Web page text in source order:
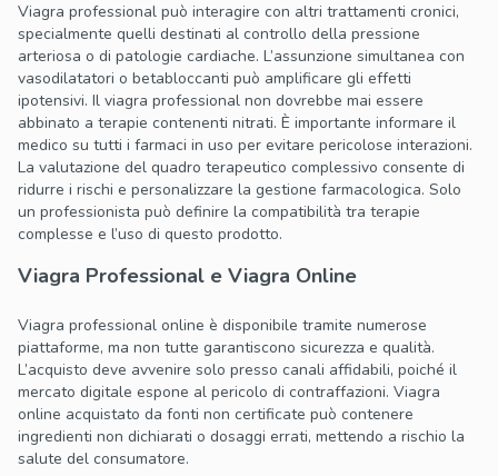
Viagra professional può interagire con altri trattamenti cronici,
specialmente quelli destinati al controllo della pressione
arteriosa o di patologie cardiache. L’assunzione simultanea con
vasodilatatori o betabloccanti può amplificare gli effetti
ipotensivi. Il viagra professional non dovrebbe mai essere
abbinato a terapie contenenti nitrati. È importante informare il
medico su tutti i farmaci in uso per evitare pericolose interazioni.
La valutazione del quadro terapeutico complessivo consente di
ridurre i rischi e personalizzare la gestione farmacologica. Solo
un professionista può definire la compatibilità tra terapie
complesse e l’uso di questo prodotto.
Viagra Professional e Viagra Online
Viagra professional online è disponibile tramite numerose
piattaforme, ma non tutte garantiscono sicurezza e qualità.
L’acquisto deve avvenire solo presso canali affidabili, poiché il
mercato digitale espone al pericolo di contraffazioni. Viagra
online acquistato da fonti non certificate può contenere
ingredienti non dichiarati o dosaggi errati, mettendo a rischio la
salute del consumatore.